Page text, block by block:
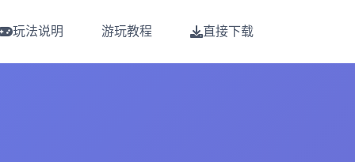
玩法说明 游玩教程 直接下载